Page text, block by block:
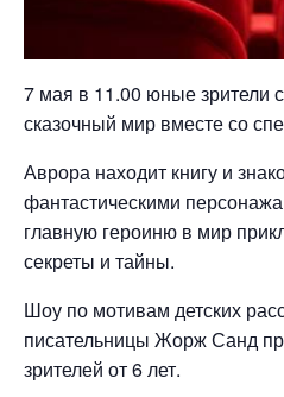
7 мая в 11.00 юные зрители
сказочный мир вместе со
Аврора находит книгу и
фантастическими
главную героиню в мир
секреты и тайны.
Шоу по мотивам детских
писательницы Жорж Санд
зрителей от 6 лет.